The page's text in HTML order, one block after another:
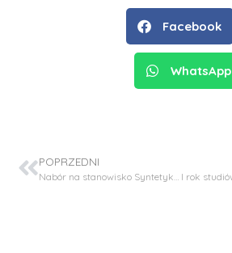
Facebook
WhatsApp
POPRZEDNI
Nabór na stanowisko Syntetyk – Projekt FENG